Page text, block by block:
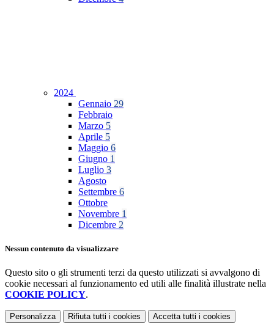
2024
Gennaio 29
Febbraio
Marzo 5
Aprile 5
Maggio 6
Giugno 1
Luglio 3
Agosto
Settembre 6
Ottobre
Novembre 1
Dicembre 2
Nessun contenuto da visualizzare
Questo sito o gli strumenti terzi da questo utilizzati si avvalgono di
cookie necessari al funzionamento ed utili alle finalità illustrate nella
COOKIE POLICY.
Personalizza Rifiuta tutti i cookies Accetta tutti i cookies